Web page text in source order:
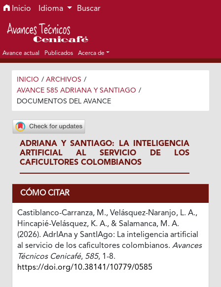
Ir al menú de navegación principal
Ir al contenido principal
Ir al pie de página del sitio
Inicio Idioma Buscar
Avance actual Publicados Acerca de
INICIO / ARCHIVOS /
AVANCE 585 ADRIANA Y SANTIAGO /
DOCUMENTOS DEL AVANCE
ADRIANA Y SANTIAGO: LA INTELIGENCIA
ARTIFICIAL AL SERVICIO DE LOS
CAFICULTORES COLOMBIANOS
CÓMO CITAR
Castiblanco-Carranza, M., Velásquez-Naranjo, L. A.,
Hincapié-Velásquez, K. A., & Salamanca, M. A.
(2026). AdrIAna y SantIAgo: La inteligencia artificial
al servicio de los caficultores colombianos. Avances
Técnicos Cenicafé, 585, 1-8.
https://doi.org/10.38141/10779/0585